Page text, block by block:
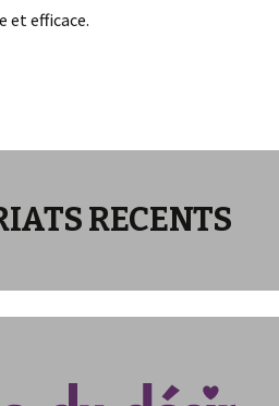
et efficace.
au fil pour une ligne de
RECENTS